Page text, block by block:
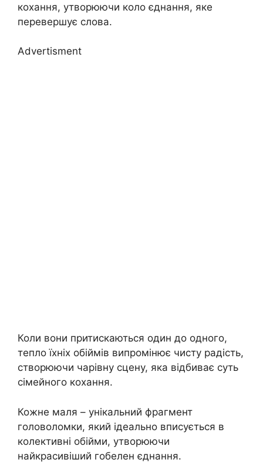
кохання, утворюючи коло єднання, яке
перевершує слова.
Advertisment
Коли вони притискаються один до одного,
тепло їхніх обіймів випромінює чисту радість,
створюючи чарівну сцену, яка відбиває суть
сімейного кохання.
Кожне маля – унікальний фрагмент
головоломки, який ідеально вписується в
колективні обійми, утворюючи
найкрасивіший гобелен єднання.